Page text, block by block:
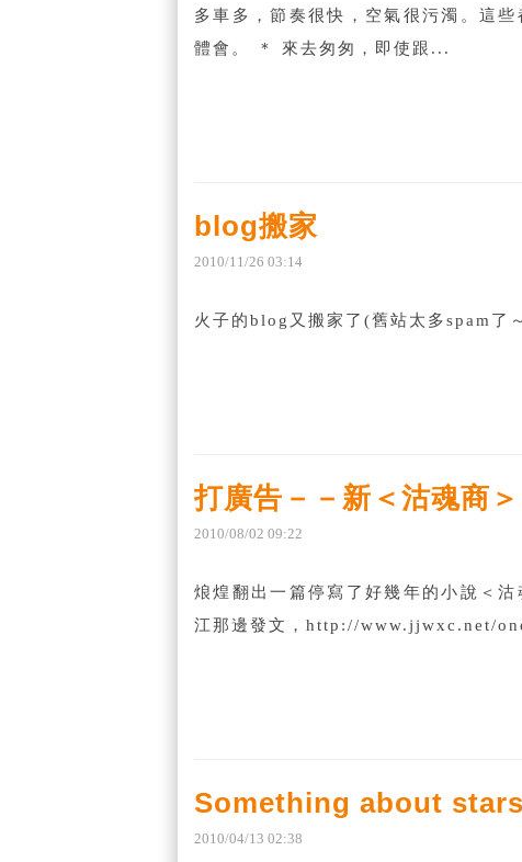
多車多，節奏很快，空氣很污濁。這
體會。 ＊ 來去匆匆，即使跟...
blog搬家
2010/11/26 03:14
火子的blog又搬家了(舊站太多spam
打廣告－－新＜沽魂商＞
2010/08/02 09:22
烺煌翻出一篇停寫了好幾年的小說＜
江那邊發文，http://www.jjwxc.net/
Something about
2010/04/13 02:38